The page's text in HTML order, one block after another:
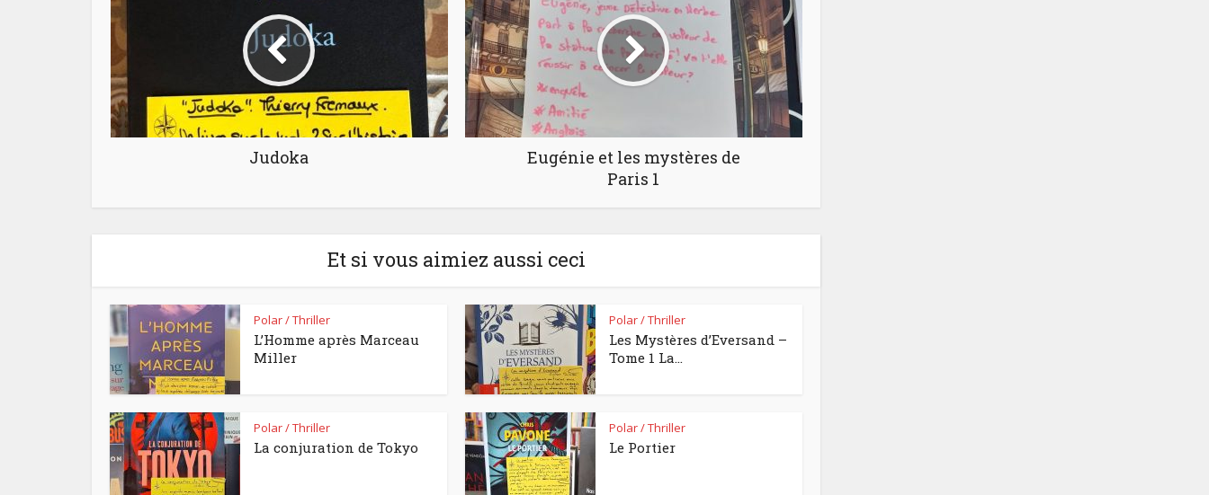
Judoka
Eugénie et les mystères de
Paris 1
Et si vous aimiez aussi ceci
Polar / Thriller
L’Homme après Marceau
Miller
Polar / Thriller
Les Mystères d’Eversand –
Tome 1 La...
Polar / Thriller
La conjuration de Tokyo
Polar / Thriller
Le Portier